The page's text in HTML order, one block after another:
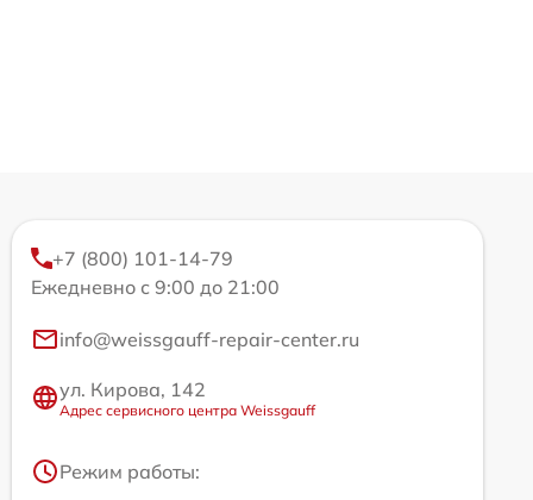
+7 (800) 101-14-79
Ежедневно с 9:00 до 21:00
info@weissgauff-repair-center.ru
ул. Кирова, 142
Адрес сервисного центра Weissgauff
Режим работы: